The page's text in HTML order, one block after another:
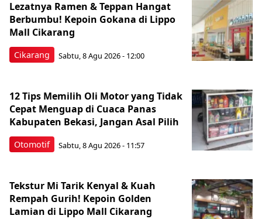
Cikarang
Lezatnya Ramen & Teppan Hangat
Berbumbu! Kepoin Gokana di Lippo
Mall Cikarang
Sabtu, 8 Agu 2026 - 12:00
Otomotif
12 Tips Memilih Oli Motor yang Tidak
Cepat Menguap di Cuaca Panas
Kabupaten Bekasi, Jangan Asal Pilih
Sabtu, 8 Agu 2026 - 11:57
Tekstur Mi Tarik Kenyal & Kuah
Rempah Gurih! Kepoin Golden
Lamian di Lippo Mall Cikarang